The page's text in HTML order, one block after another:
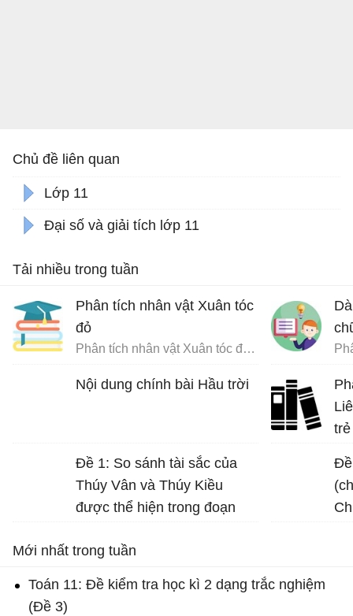
Chủ đề liên quan
Lớp 11
Đại số và giải tích lớp 11
Tải nhiều trong tuần
Phân tích nhân vật Xuân tóc
đỏ
Phân tích nhân vật Xuân tóc đỏ trong Hạnh phúc của một tang gia
Nội dung chính bài Hầu trời
Đề 1: So sánh tài sắc của
Thúy Vân và Thúy Kiều
được thể hiện trong đoạn
nga… đi về mặc ai”.
trẻ
Đề
Mới nhất trong tuần
Toán 11: Đề kiểm tra học kì 2 dạng trắc nghiệm
(Đề 3)